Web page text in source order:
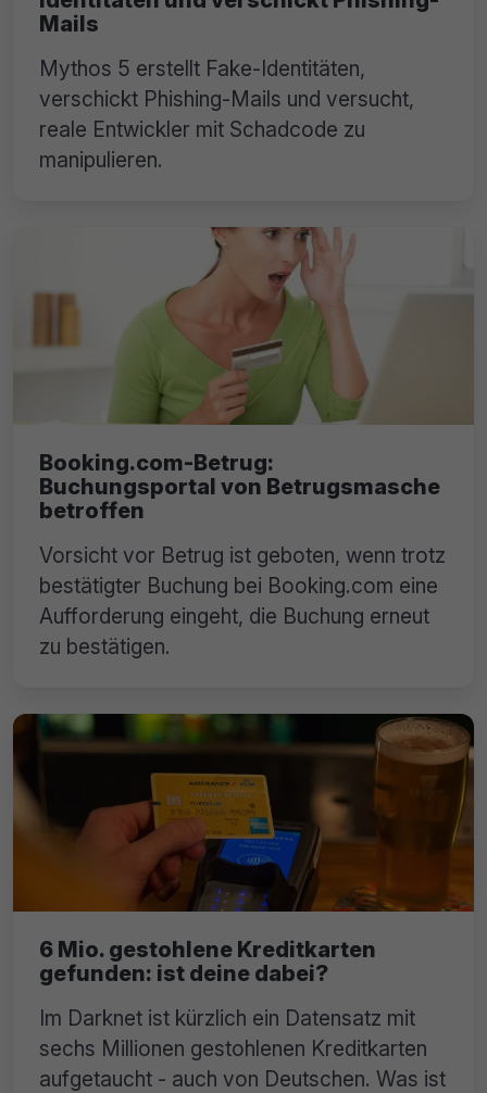
Mails
Mythos 5 erstellt Fake-Identitäten,
verschickt Phishing-Mails und versucht,
reale Entwickler mit Schadcode zu
manipulieren.
Booking.com-Betrug:
Buchungsportal von Betrugsmasche
betroffen
Vorsicht vor Betrug ist geboten, wenn trotz
bestätigter Buchung bei Booking.com eine
Aufforderung eingeht, die Buchung erneut
zu bestätigen.
6 Mio. gestohlene Kreditkarten
gefunden: ist deine dabei?
Im Darknet ist kürzlich ein Datensatz mit
sechs Millionen gestohlenen Kreditkarten
aufgetaucht - auch von Deutschen. Was ist